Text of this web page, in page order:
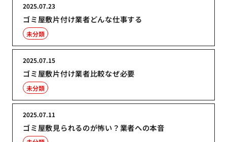
ゴミ屋敷片付け業者どんな仕事する
2025.07.23
未分類
ゴミ屋敷片付け業者比較なぜ必要
2025.07.15
未分類
ゴミ屋敷見られるのが怖い？業者への本音
2025.07.11